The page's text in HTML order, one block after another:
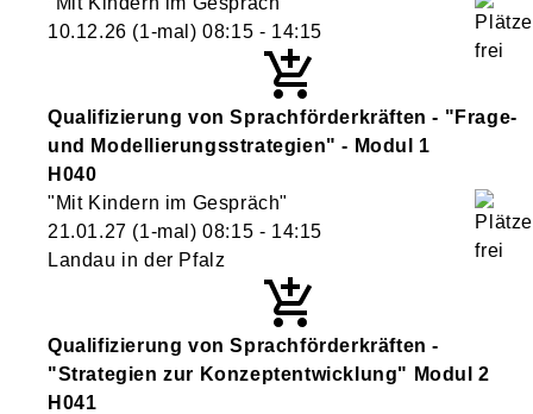
10.12.26 (1-mal)08:15 - 14:15
Qualifizierung von Sprachförderkräften - "Frage-
und Modellierungsstrategien" - Modul 1
H040
"Mit Kindern im Gespräch"
21.01.27 (1-mal)08:15 - 14:15
Landau in der Pfalz
Qualifizierung von Sprachförderkräften -
"Strategien zur Konzeptentwicklung" Modul 2
H041